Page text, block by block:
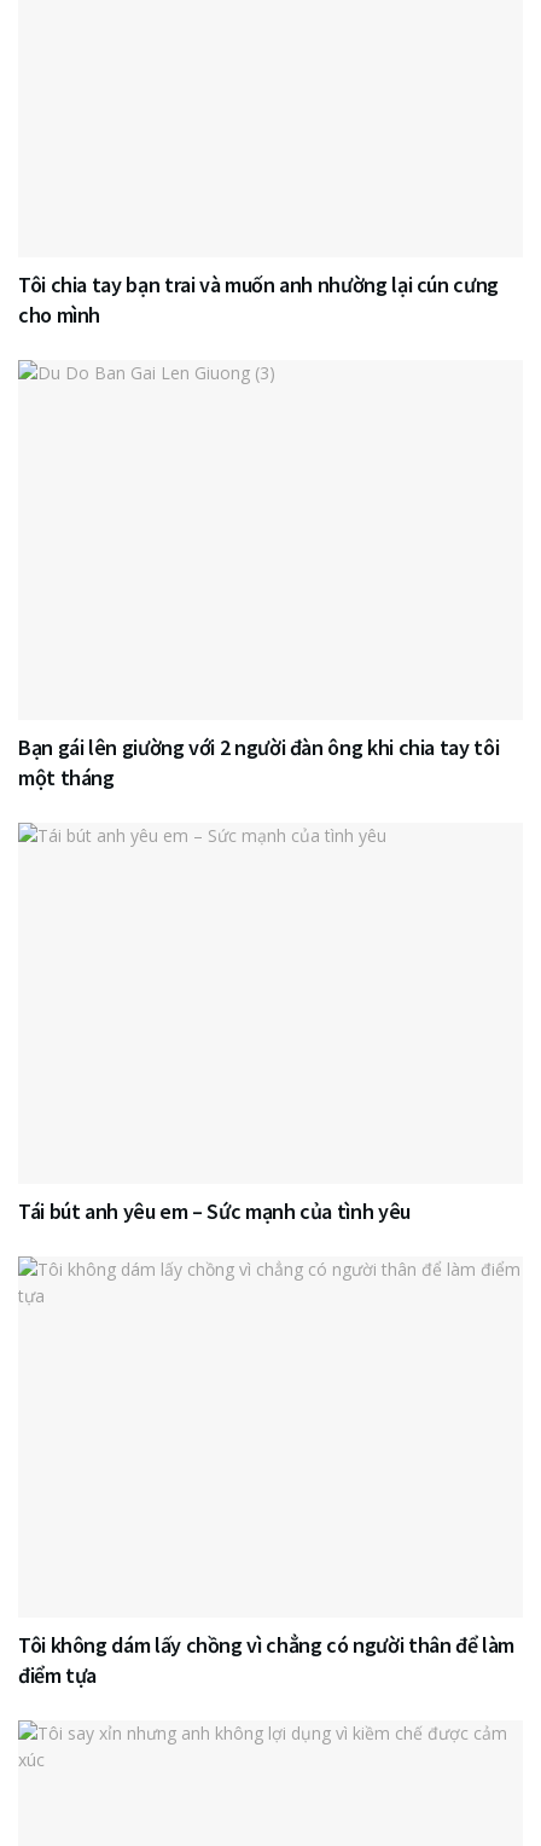
Tôi chia tay bạn trai và muốn anh nhường lại cún cưng
cho mình
Bạn gái lên giường với 2 người đàn ông khi chia tay tôi
một tháng
Tái bút anh yêu em – Sức mạnh của tình yêu
Tôi không dám lấy chồng vì chẳng có người thân để làm
điểm tựa